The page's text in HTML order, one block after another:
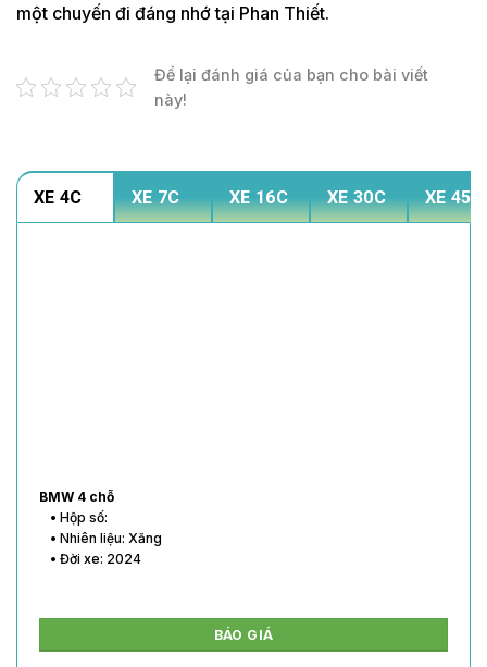
một chuyến đi đáng nhớ tại Phan Thiết.
Để lại đánh giá của bạn cho bài viết
này!
XE 4C XE 7C XE 16C XE 30C XE 45C
BMW 4 chỗ
• Hộp số:
• Nhiên liệu: Xăng
• Đời xe: 2024
BÁO GIÁ